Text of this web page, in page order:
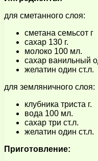
для сметанного слоя:
сметана семьсот г
сахар 130 г.
молоко 100 мл.
сахар ванильный
желатин один ст.л.
для земляничного слоя:
клубника триста г.
вода 100 мл.
сахар три ст.л.
желатин один ст.л.
Приготовление: